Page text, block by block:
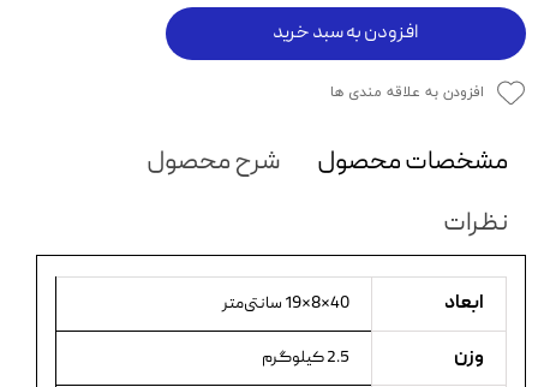
افزودن به سبد خرید
افزودن به علاقه مندی ها
مشخصات محصول
شرح محصول
نظرات
ابعاد 40×8×19 سانتی‌متر
وزن 2.5 کیلوگرم